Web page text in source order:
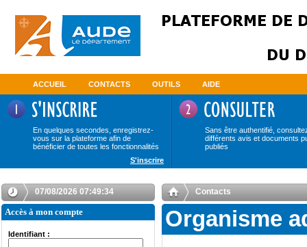
ACCUEIL CONTACTS OUTILS AIDE
En quelques secondes, enregistrez-
vous sur la plateforme afin de
bénéficier de toutes les fonctionnalités
Sans être authentifié,
différents avis et documents
publiés
S'inscrire
07/08/2026 07:49:35
Accès à mon compte
Identifiant :
Contacts
Organisme